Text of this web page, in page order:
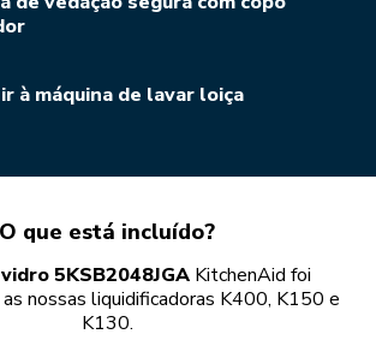
à máquina de lavar loiça
O que está incluído?
5KSB2048JGA KitchenAid foi
nossas liquidificadoras K400, K150 e
K130.